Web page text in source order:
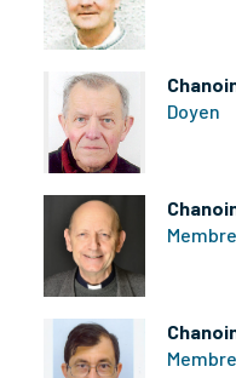
Doyen
Membre